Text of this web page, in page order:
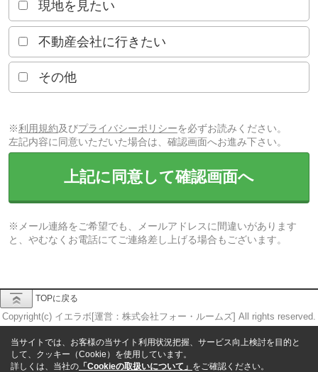
現地を見たい
不動産会社に行きたい
その他
※利用規約及びプライバシーポリシーを必ずお読みください。
左記内容に同意いただいた場合は、確認画面へお進み下さい。
上記に同意して確認画面へ
※メール連絡をご希望でも、メールアドレスに間違いがあります
と、やむなくお電話にてご連絡差し上げる場合もございます。
TOPに戻る
Copyright(c) イエラボ[運営：株式会社フォー・ルームズ] All rights reserved.
当サイトでは、お客様の当サイト利用状況把握、サービス向上検討を目的と
して、クッキー（Cookie）を使用しています。
詳しくは、当社の 「Cookieの取扱いについて」 をご確認ください。